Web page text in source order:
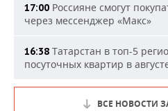
17:00 Россияне смогут
через мессенджер «Макс»
16:38 Татарстан в топ-5
посуточных квартир в
ВСЕ НОВОСТИ